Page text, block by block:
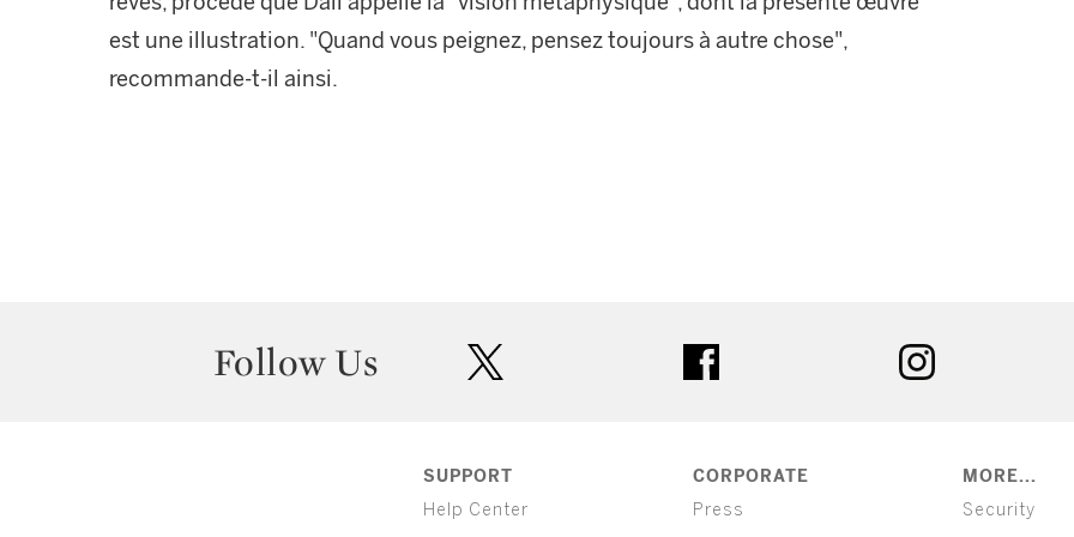
est une illustration. "Quand vous peignez, pensez toujours à autre chose",
recommande-t-il ainsi.
Follow Us
SUPPORT
Help Center
CORPORATE
Press
MORE...
Security